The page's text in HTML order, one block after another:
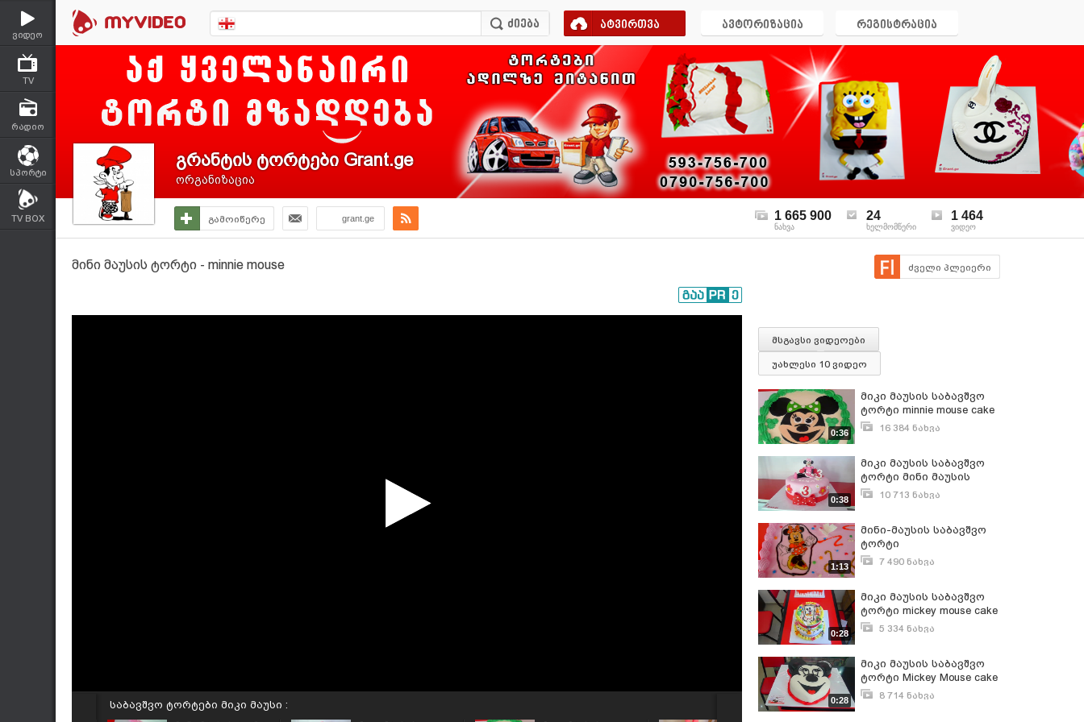
ვიდეო
TV
რადიო
სპორტი
TV BOX
ატვირთვა ავტორიზაცია რეგისტრაცია
გრანტის ტორტები Grant.ge
ორგანიზაცია
გამოიწერე grant.ge 1 665 900
ნახვა
24
ხელმომწერი
1 464
ვიდეო
მინი მაუსის ტორტი - minnie mouse ძველი პლეიერი
საბავშვო ტორტები მიკი მაუსი :
მსგავსი ვიდეოები
უახლესი 10 ვიდეო
0:36
მიკი მაუსის საბავშვო
ტორტი minnie mouse cake
- მინი მაუსის ტორტი
16 384 ნახვა
0:38
მიკი მაუსის საბავშვო
ტორტი მინი მაუსის
ტორტი10 713 ნახვა
1:13
მინი-მაუსის საბავშვო
ტორტი
7 490 ნახვა
0:28
მიკი მაუსის საბავშვო
ტორტი mickey mouse cake
- Grant.ge
5 334 ნახვა
0:28
მიკი მაუსის საბავშვო
ტორტი Mickey Mouse cake
- Grant.ge
8 714 ნახვა